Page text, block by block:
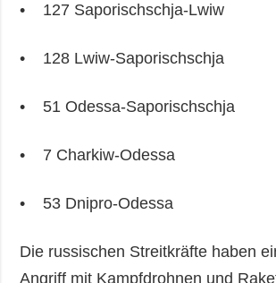
• 127 Saporischschja-Lwiw
• 128 Lwiw-Saporischschja
• 51 Odessa-Saporischschja
• 7 Charkiw-Odessa
• 53 Dnipro-Odessa
Die russischen Streitkräfte haben
Angriff mit Kampfdrohnen und